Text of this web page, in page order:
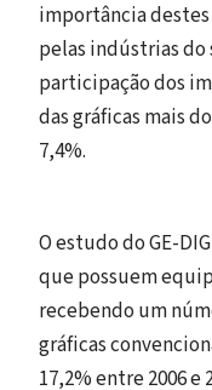
importância destes
pelas indústrias do
participação dos
das gráficas mais
7,4%.
O estudo do GE-
que possuem
recebendo um
gráficas
17,2% entre 2006